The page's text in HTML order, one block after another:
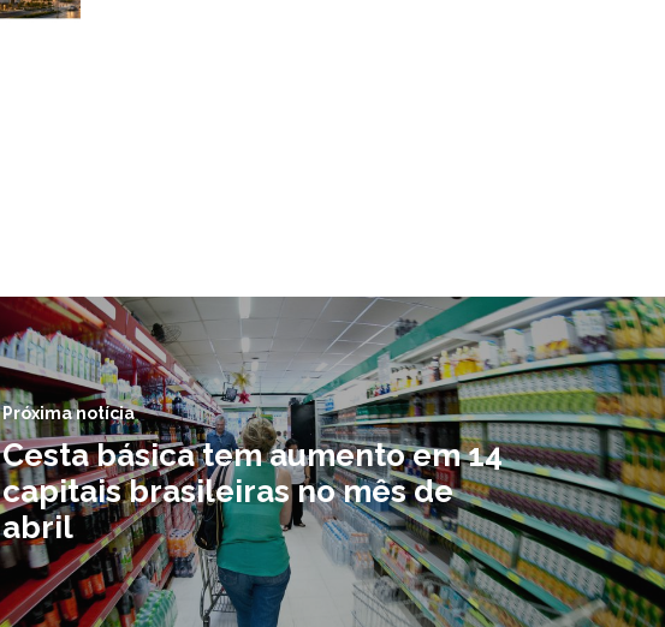
Próxima notícia
Cesta básica tem aumento em 14
capitais brasileiras no mês de
abril